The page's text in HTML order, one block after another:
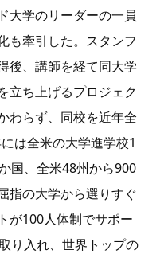
大学のリーダーの一員
も牽引した。スタンフ
後、講師を経て同大学
立ち上げるプロジェク
わらず、同校を近年全
は全米の大学進学校1
国、全米48州から900
指の大学から選りすぐ
が100人体制でサポー
り入れ、世界トップの